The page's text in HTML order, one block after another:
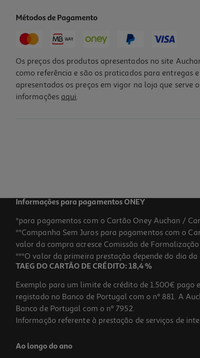
Métodos de Pagamento
Os preços dos produtos apresentados no site
como referência e são os praticados para
apresentados os preços em vigor na loja que
informações aqui.
Informações para pagamentos ONEY
*para pagamentos com o Cartão Oney Auchan /
**Campanha Sem Juros para pagamentos com o
valor da compra acresce Comissão de
***O valor da primeira prestação depende do dia
TAEG DO CARTÃO DE CRÉDITO: 18,4 %
Exemplo para um limite de crédito de 1.500€ pago
registado no Banco de Portugal com o nº 881. A
Banco de Portugal com o nº 7952.
Informação referente à prestação de serviços de
Ao longo do ano